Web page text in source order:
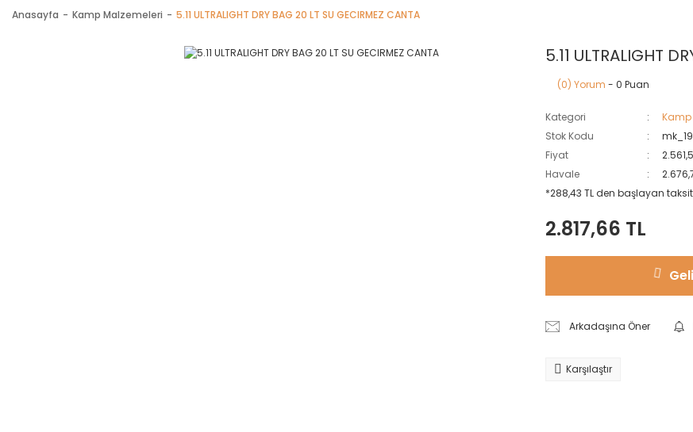
Anasayfa Kamp Malzemeleri 5.11 ULTRALIGHT DRY BAG 20 LT SU GECIRMEZ CANTA
5.11 ULTRALIGHT
(0) Yorum - 0 Puan
Kategori Kamp
Stok Kodu
Fiyat
Havale
*288,43 TL den başlayan
2.817,66 TL
Arkadaşına Öner
Karşılaştır